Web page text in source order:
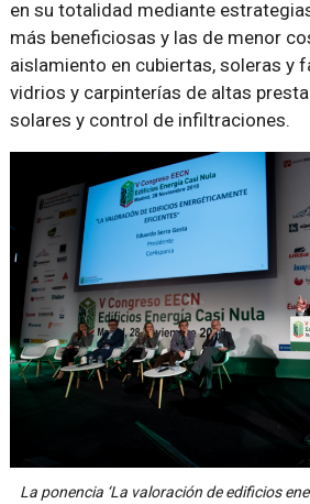
en su totalidad mediante
más beneficiosas y las de menor
aislamiento en cubiertas, soleras y
vidrios y carpinterías de altas
solares y control de infiltraciones.
La ponencia ‘La valoración de edificios